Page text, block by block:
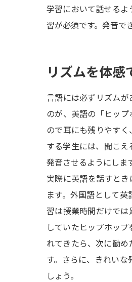
学習において話せる
習が必須です。発音で
リズムを体感
言語には必ずリズム
のが、英語の「ヒッ
ので耳にも残りやす
する学生には、聞こ
発音させるようにしま
実際に英語を話すと
ます。外国語として
習は授業時間だけで
していたヒップホッ
れてきたら、次に勧
す。さらに、きれい
しょう。